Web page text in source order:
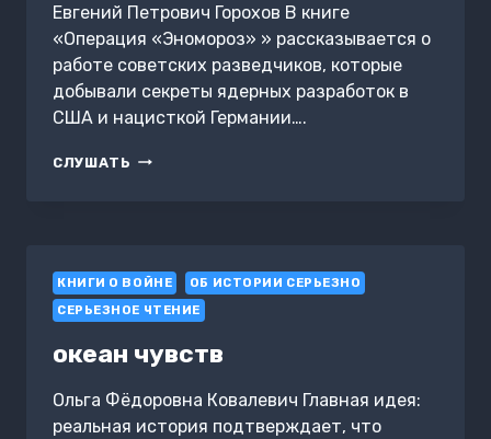
Евгений Петрович Горохов В книге
«Операция «Эномороз» » рассказывается о
работе советских разведчиков, которые
добывали секреты ядерных разработок в
США и нацисткой Германии….
СЛУШАТЬ ОПЕРАЦИЯ
КНИГИ О ВОЙНЕ
ОБ ИСТОРИИ СЕРЬЕЗНО
СЕРЬЕЗНОЕ ЧТЕНИЕ
океан чувств
Ольга Фёдоровна Ковалевич Главная идея:
реальная история подтверждает, что